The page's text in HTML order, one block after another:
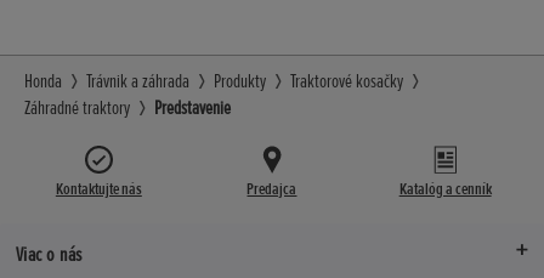
Honda Trávnik a záhrada Produkty
Traktorové kosačky
Záhradné traktory
Predstavenie
Kontaktujte nás Predajca Katalóg a cenník
Viac o nás